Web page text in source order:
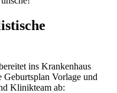
ins Krankenhaus
Geburtsplan Vorlage und
Klinikteam ab: